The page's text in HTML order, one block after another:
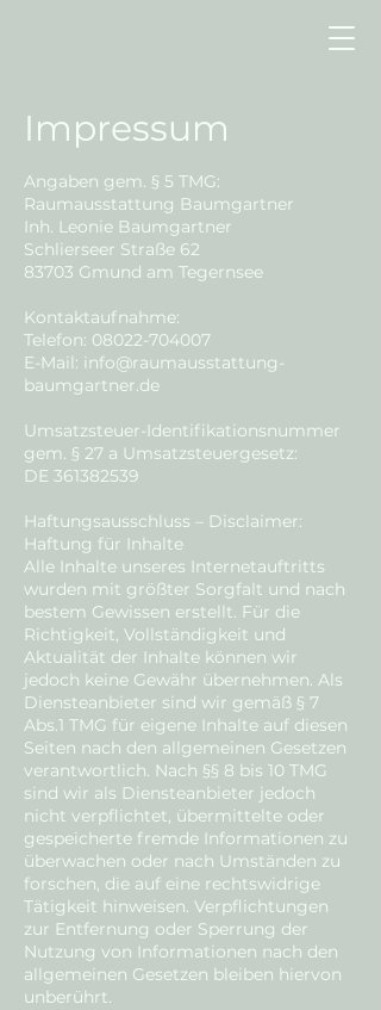
Impressum
Angaben gem. § 5 TMG:
Raumausstattung Baumgartner
Inh. Leonie Baumgartner
Schlierseer Straße 62
83703 Gmund am Tegernsee
Kontaktaufnahme:
Telefon: 08022-704007
E-Mail: info@raumausstattung-
baumgartner.de
Umsatzsteuer-Identifikationsnummer
gem. § 27 a Umsatzsteuergesetz:
DE 361382539
Haftungsausschluss – Disclaimer:
Haftung für Inhalte
Alle Inhalte unseres Internetauftritts
wurden mit größter Sorgfalt und nach
bestem Gewissen erstellt. Für die
Richtigkeit, Vollständigkeit und
Aktualität der Inhalte können wir
jedoch keine Gewähr übernehmen. Als
Diensteanbieter sind wir gemäß § 7
Abs.1 TMG für eigene Inhalte auf diesen
Seiten nach den allgemeinen Gesetzen
verantwortlich. Nach §§ 8 bis 10 TMG
sind wir als Diensteanbieter jedoch
nicht verpflichtet, übermittelte oder
gespeicherte fremde Informationen zu
überwachen oder nach Umständen zu
forschen, die auf eine rechtswidrige
Tätigkeit hinweisen. Verpflichtungen
zur Entfernung oder Sperrung der
Nutzung von Informationen nach den
allgemeinen Gesetzen bleiben hiervon
unberührt.